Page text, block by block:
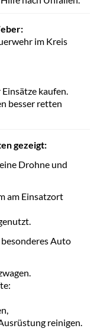
im Kreis
kaufen.
besser retten
gezeigt:
Drohne und
am Einsatzort
Auto
reinigen.